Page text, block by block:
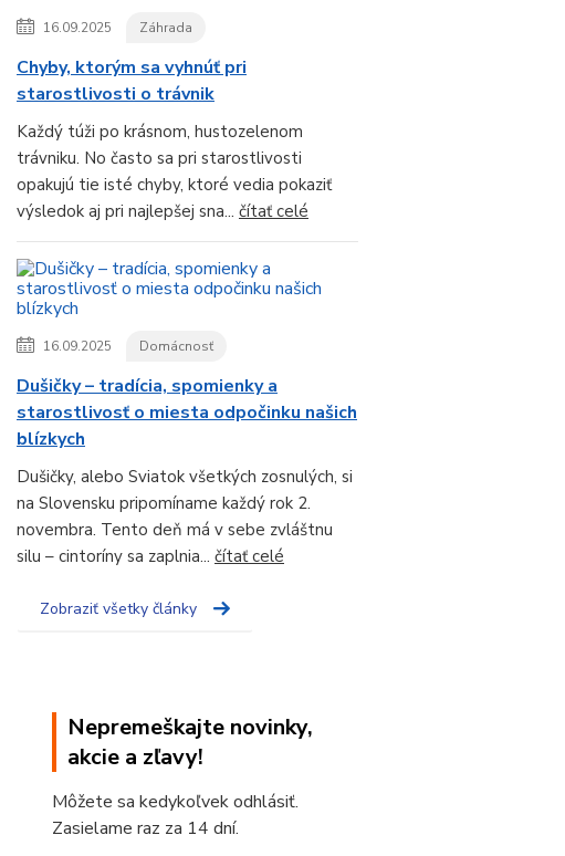
16.09.2025 Záhrada
Chyby, ktorým sa vyhnúť pri
starostlivosti o trávnik
Každý túži po krásnom, hustozelenom
trávniku. No často sa pri starostlivosti
opakujú tie isté chyby, ktoré vedia pokaziť
výsledok aj pri najlepšej sna... čítať celé
16.09.2025 Domácnosť
Dušičky – tradícia, spomienky a
starostlivosť o miesta odpočinku našich
blízkych
Dušičky, alebo Sviatok všetkých zosnulých, si
na Slovensku pripomíname každý rok 2.
novembra. Tento deň má v sebe zvláštnu
silu – cintoríny sa zaplnia... čítať celé
Zobraziť všetky články
Nepremeškajte novinky,
akcie a zľavy!
Môžete sa kedykoľvek odhlásiť.
Zasielame raz za 14 dní.